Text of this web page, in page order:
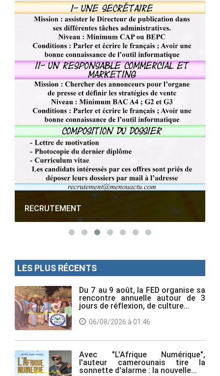
RECRUTEMENT
LES PLUS RÉCENTS
Du 7 au 9 août, la FED organise sa
rencontre annuelle autour de 3
jours de réflexion, de culture...
06/08/2026 à 01:46
Avec "L'Afrique Numérique",
l'auteur camerounais tire la
sonnette d'alarme : la nouvelle...